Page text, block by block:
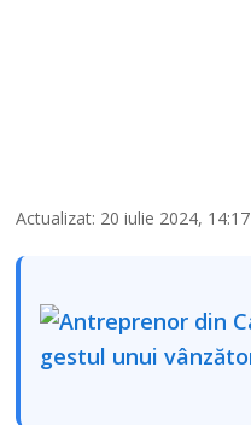
Actualizat: 20 iulie 2024, 14:17